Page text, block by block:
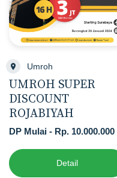
Umroh
UMROH SUPER
DISCOUNT
ROJABIYAH
DP Mulai - Rp. 10.000.000
Detail